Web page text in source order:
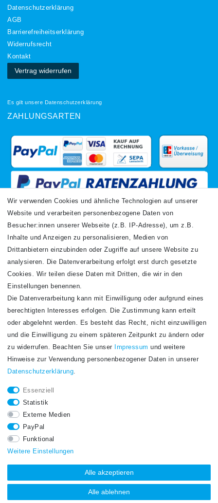
Daten­schutz­erklärung
AGB
Barrierefreiheitserklärung
Widerrufs­recht
Kontakt
Vertrag widerrufen
Es gilt unsere Datenschutzerklärung
ZAHLUNGSARTEN
VERSANDARTEN
Newsletter
Honig
Hiermit bestätige ich, dass ich dieDaten­schutz­erklärunggelesen habe. Meine
STAY CONNECTED.
Wir verwenden Cookies und ähnliche Technologien auf unserer
Website und verarbeiten personenbezogene Daten von
Besucher:innen unserer Webseite (z.B. IP-Adresse), um z.B.
Inhalte und Anzeigen zu personalisieren, Medien von
Drittanbietern einzubinden oder Zugriffe auf unsere Website zu
analysieren. Die Datenverarbeitung erfolgt erst durch gesetzte
Cookies. Wir teilen diese Daten mit Dritten, die wir in den
Einstellungen benennen.
Die Datenverarbeitung kann mit Einwilligung oder aufgrund eines
berechtigten Interesses erfolgen. Die Zustimmung kann erteilt
oder abgelehnt werden. Es besteht das Recht, nicht einzuwilligen
und die Einwilligung zu einem späteren Zeitpunkt zu ändern oder
zu widerrufen. Beachten Sie unser
Impressum und weitere
Hinweise zur Verwendung personenbezogener Daten in unserer
Daten­schutz­erklärung.
Essenziell
Statistik
Externe Medien
PayPal
Funktional
Weitere Einstellungen
Alle akzeptieren
Alle ablehnen